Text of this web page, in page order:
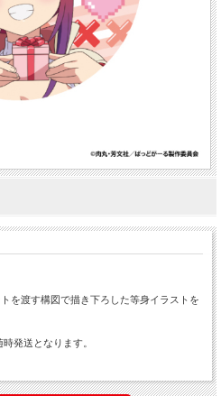
を渡す構図で描き下ろした等身イラストを
発送となります。